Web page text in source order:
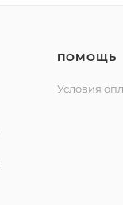
ПОМОЩЬ
Условия